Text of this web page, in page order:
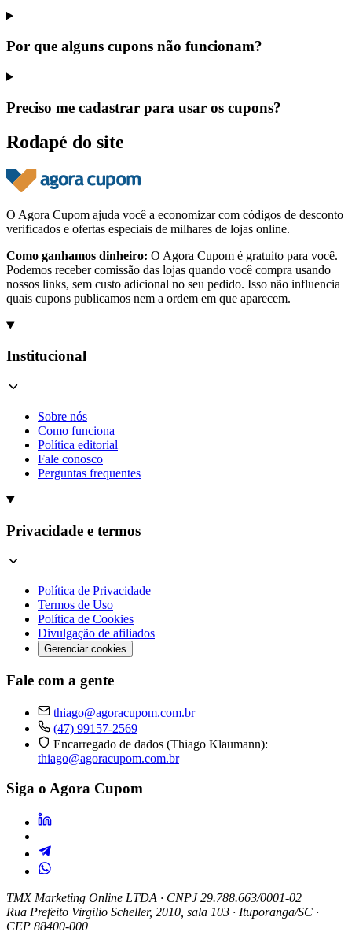
Por que alguns cupons não funcionam?
Preciso me cadastrar para usar os cupons?
Rodapé do site
O Agora Cupom ajuda você a economizar com códigos de desconto
verificados e ofertas especiais de milhares de lojas online.
Como ganhamos dinheiro: O Agora Cupom é gratuito para você.
Podemos receber comissão das lojas quando você compra usando
nossos links, sem custo adicional no seu pedido. Isso não influencia
quais cupons publicamos nem a ordem em que aparecem.
Institucional
Sobre nós
Como funciona
Política editorial
Fale conosco
Perguntas frequentes
Privacidade e termos
Política de Privacidade
Termos de Uso
Política de Cookies
Divulgação de afiliados
Gerenciar cookies
Fale com a gente
thiago@agoracupom.com.br
(47) 99157-2569
Encarregado de dados (Thiago Klaumann):
thiago@agoracupom.com.br
Siga o Agora Cupom
TMX Marketing Online LTDA · CNPJ 29.788.663/0001-02
Rua Prefeito Virgilio Scheller, 2010, sala 103 · Ituporanga/SC ·
CEP 88400-000